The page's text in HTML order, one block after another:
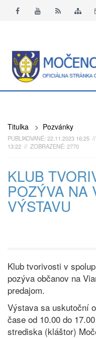
Titulka > Pozvánky
PUBLIKOVANÉ: 22.11.2023 16:25
13:22 // ZOBRAZENÉ: 2770
KLUB
POZÝVA NA
VÝSTAVU
Klub tvorivosti v
pozýva občanov na
predajom.
Výstava sa uskutoční
čase od 10.00 do
strediska (kláštor)